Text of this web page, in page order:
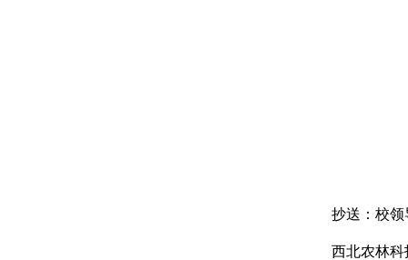
抄送： 校领
西北农林